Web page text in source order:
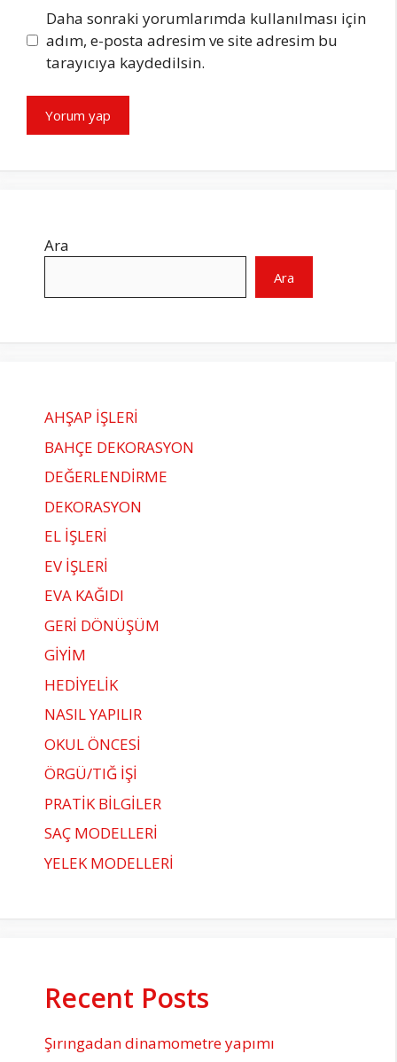
Daha sonraki yorumlarımda kullanılması için
adım, e-posta adresim ve site adresim bu
tarayıcıya kaydedilsin.
Ara
Ara
AHŞAP İŞLERİ
BAHÇE DEKORASYON
DEĞERLENDİRME
DEKORASYON
EL İŞLERİ
EV İŞLERİ
EVA KAĞIDI
GERİ DÖNÜŞÜM
GİYİM
HEDİYELİK
NASIL YAPILIR
OKUL ÖNCESİ
ÖRGÜ/TIĞ İŞİ
PRATİK BİLGİLER
SAÇ MODELLERİ
YELEK MODELLERİ
Recent Posts
Şırıngadan dinamometre yapımı